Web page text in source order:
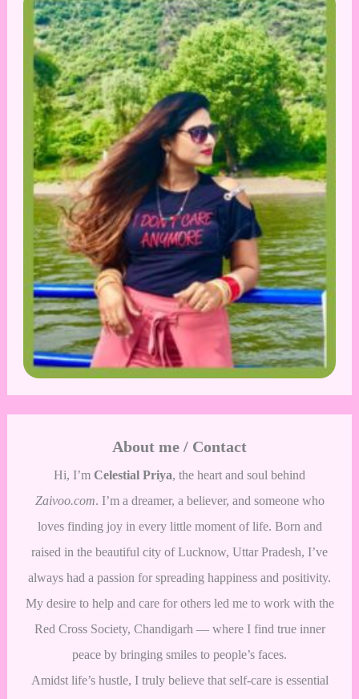
About me / Contact
Hi, I’m Celestial Priya, the heart and soul behind
Zaivoo.com. I’m a dreamer, a believer, and someone who
loves finding joy in every little moment of life. Born and
raised in the beautiful city of Lucknow, Uttar Pradesh, I’ve
always had a passion for spreading happiness and positivity.
My desire to help and care for others led me to work with the
Red Cross Society, Chandigarh — where I find true inner
peace by bringing smiles to people’s faces.
Amidst life’s hustle, I truly believe that self-care is essential